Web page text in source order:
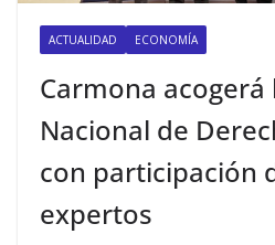
ACTUALIDAD ECONOMÍA
Carmona acogerá
Nacional de
con participación
expertos